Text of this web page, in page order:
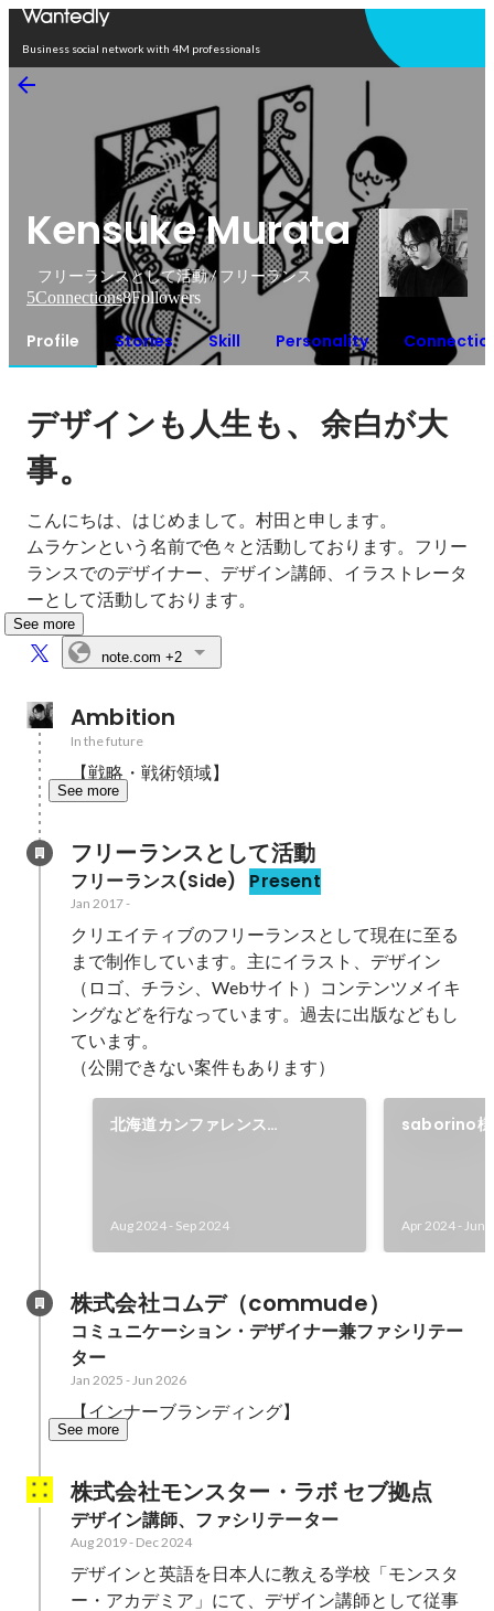
Business social network with 4M professionals
Kensuke Murata
フリーランスとして活動 / フリーランス
5Connections8Followers
Profile Stories Skill Personality
デザインも人生も、余白が大
事。
こんにちは、はじめまして。村田と申します。
ムラケンという名前で色々と活動しております。フリー
ランスでのデザイナー、デザイン講師、イラストレータ
ーとして活動しております。
See more
note.com +2
Ambition
In the future
【戦略・戦術領域】
See more
フリーランスとして活動
フリーランス(Side) Present
Jan 2017-
クリエイティブのフリーランスとして現在に至る
まで制作しています。主にイラスト、デザイン
（ロゴ、チラシ、Webサイト）コンテンツメイキ
ングなどを行なっています。過去に出版などもし
ています。
（公開できない案件もあります）
北海道カンファレンス
Aug 2024 - Sep 2024
saborino様
Apr 2024 -Jun
株式会社コムデ（commude）
コミュニケーション・デザイナー兼ファシリテー
ター
Jan 2025 -Jun 2026
【インナーブランディング】
See more
株式会社モンスター・ラボ セブ拠点
デザイン講師、ファシリテーター
Aug 2019- Dec 2024
デザインと英語を日本人に教える学校「モンスタ
ー・アカデミア」にて、デザイン講師として従事